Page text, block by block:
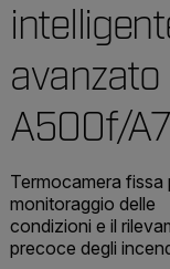
avanzato
A500f/
Termocamera fissa
monitoraggio delle
condizioni e il
precoce degli